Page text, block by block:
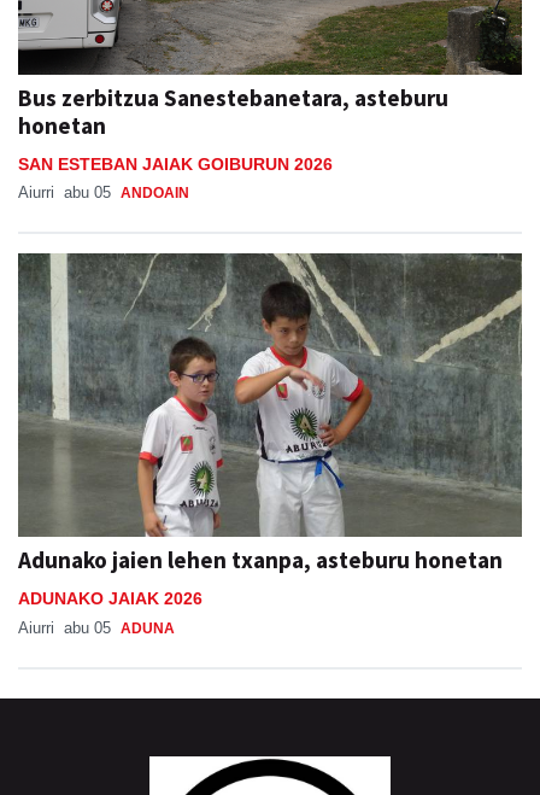
Bus zerbitzua Sanestebanetara, asteburu
honetan
SAN ESTEBAN JAIAK GOIBURUN 2026
Aiurri abu 05 ANDOAIN
Adunako jaien lehen txanpa, asteburu honetan
ADUNAKO JAIAK 2026
Aiurri abu 05 ADUNA